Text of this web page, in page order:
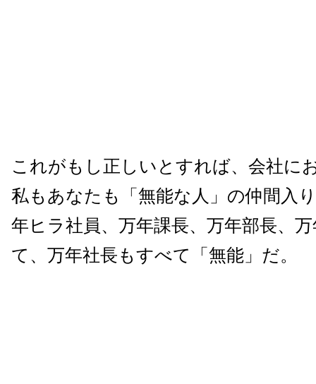
これがもし正しいとすれば、会社に
私もあなたも「無能な人」の仲間入
年ヒラ社員、万年課長、万年部長、
て、万年社長もすべて「無能」だ。